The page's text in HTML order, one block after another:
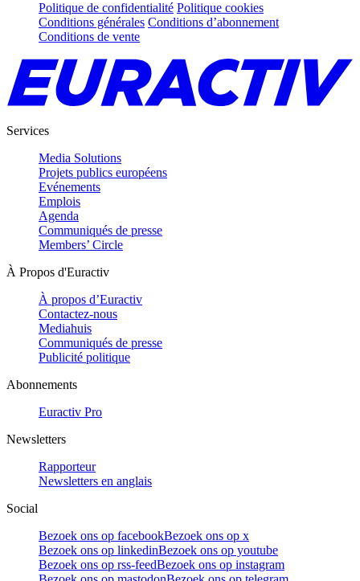
Politique de confidentialité Politique cookies
Conditions générales Conditions d’abonnement
Conditions de vente
Services
Media Solutions
Projets publics européens
Evénements
Emplois
Agenda
Communiqués de presse
Members’ Circle
À Propos d'Euractiv
À propos d’Euractiv
Contactez-nous
Mediahuis
Communiqués de presse
Publicité politique
Abonnements
Euractiv Pro
Newsletters
Rapporteur
Newsletters en anglais
Social
Bezoek ons op facebookBezoek ons op x
Bezoek ons op linkedinBezoek ons op youtube
Bezoek ons op rss-feedBezoek ons op instagram